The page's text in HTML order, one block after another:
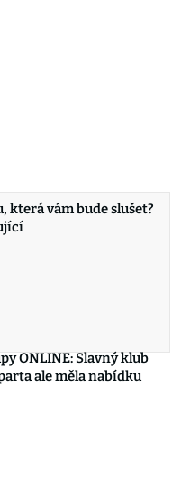
která vám bude slušet?
ONLINE: Slavný klub
ale měla nabídku